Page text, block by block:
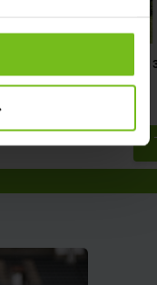
Filet anti-balle 6 mx